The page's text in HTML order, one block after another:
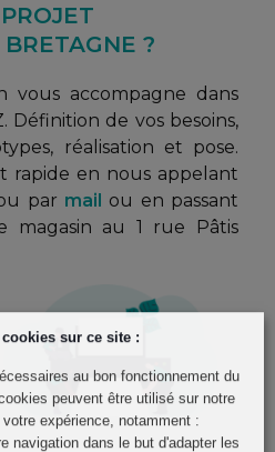
?
vous accompagne dans
Définition de vos besoins,
réalisation et pose.
rapide en nous appelant
par mail ou en passant
magasin au 1 rue Pâtis
sur ce site :
au bon fonctionnement du
peuvent être utilisé sur notre
expérience, notamment :
navigation dans le but d'adapter les